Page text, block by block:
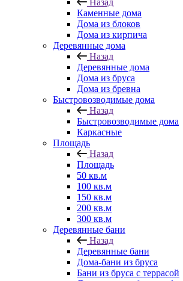
Назад
Каменные дома
Дома из блоков
Дома из кирпича
Деревянные дома
Назад
Деревянные дома
Дома из бруса
Дома из бревна
Быстровозводимые дома
Назад
Быстровозводимые дома
Каркасные
Площадь
Назад
Площадь
50 кв.м
100 кв.м
150 кв.м
200 кв.м
300 кв.м
Деревянные бани
Назад
Деревянные бани
Дома-бани из бруса
Бани из бруса с террасой